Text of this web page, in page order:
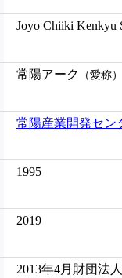
Joyo Chiiki Kenkyu
常陽アーク （愛称）
常陽産業開発セン
1995
2019
2013年4月財団法